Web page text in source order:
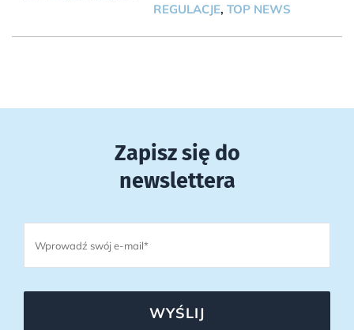
REGULACJE, TOP NEWS
Zapisz się do
newslettera
WYŚLIJ